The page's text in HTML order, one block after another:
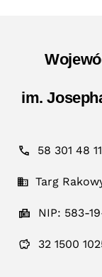
im.
58 301 48 11
Targ
NIP: 583-
32 1500